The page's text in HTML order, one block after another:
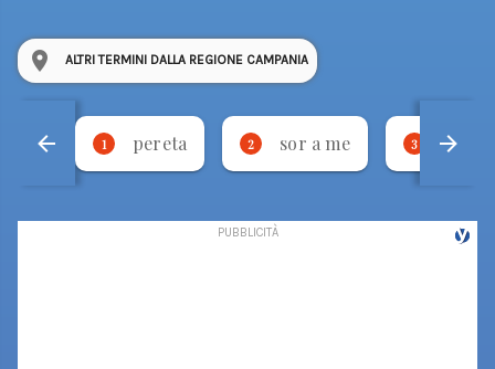
ALTRI TERMINI DALLA REGIONE CAMPANIA
1 pereta 2 sor a me 3